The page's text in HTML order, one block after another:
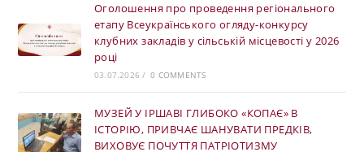
Оголошення про проведення регіонального
етапу Всеукраїнського огляду-конкурсу
клубних закладів у сільській місцевості у 2026
році
03.07.2026 / 0 COMMENTS
МУЗЕЙ У ІРШАВІ ГЛИБОКО «КОПАЄ» В
ІСТОРІЮ, ПРИВЧАЄ ШАНУВАТИ ПРЕДКІВ,
ВИХОВУЄ ПОЧУТТЯ ПАТРІОТИЗМУ